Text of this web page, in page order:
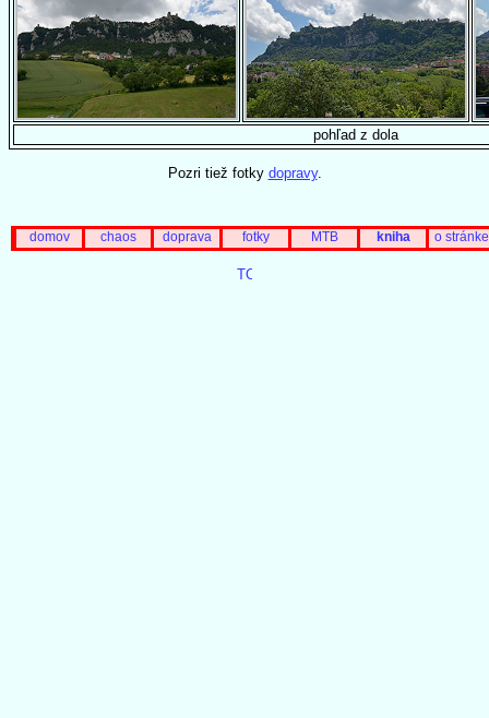
pohľad z dola
Pozri tiež fotky dopravy.
domov chaos doprava fotky MTB kniha o stránke